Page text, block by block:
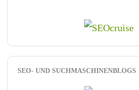
SEO- UND SUCHMASCHINENBLOGS